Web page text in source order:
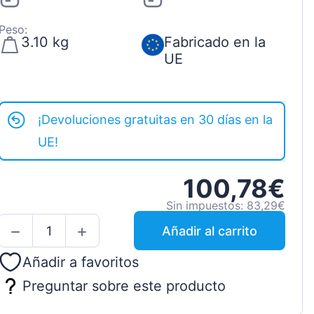
3.10 kg
Fabricado en la
UE
¡Devoluciones gratuitas en 30 días en la
UE!
100,78€
Sin impuestos: 83,29€
Añadir al carrito
Añadir a favoritos
Preguntar sobre este producto